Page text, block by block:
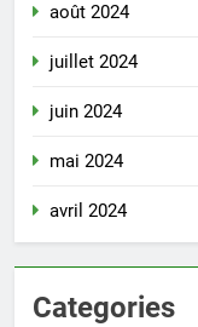
août 2024
juillet 2024
juin 2024
mai 2024
avril 2024
Categories